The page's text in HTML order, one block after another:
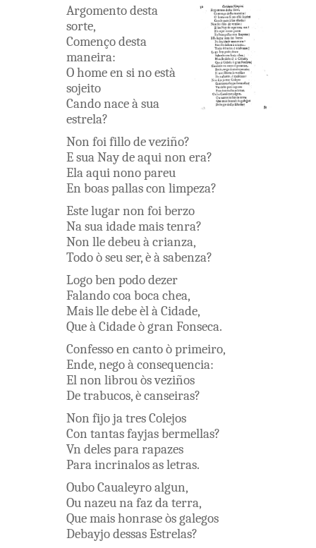
Argomentodesta
sorte,
Començodesta
maneira:
Ohomeen sino està
sojeito
Candonaceàsua
estrela?
Non foifillodeveziño?
EsuaNaydeaquinon era?
Elaaquinonopareu
En boaspallascon limpeza?
Estelugarnon foiberzo
Nasuaidademaistenra?
Non lledebeuàcrianza,
Todoòseuser,èàsabenza?
Logoben pododezer
Falandocoabocachea,
MaislledebeèlàCidade,
QueàCidadeògran Fonseca.
Confessoen cantoòprimeiro,
Ende,negoàconsequencia:
Elnon librouòsveziños
Detrabucos,ècanseiras?
Non fijojatresColejos
Con tantasfayjasbermellas?
Vn delespararapazes
Paraincrinalosasletras.
OuboCaualeyroalgun,
Ounazeunafazdaterra,
Quemaishonraseòsgalegos
DebayjodessasEstrelas?